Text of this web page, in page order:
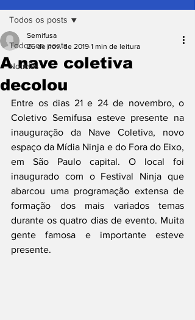
Todos os posts
Notícias
Todos os posts
A nave coletiva
decolou
Semifusa
26 de nov. de 2019 1 min de leitura
Entre os dias 21 e 24 de novembro, o
Coletivo Semifusa esteve presente na
inauguração da Nave Coletiva, novo
espaço da Mídia Ninja e do Fora do Eixo,
em São Paulo capital. O local foi
inaugurado com o Festival Ninja que
abarcou uma programação extensa de
formação dos mais variados temas
durante os quatro dias de evento. Muita
gente famosa e importante esteve
presente.